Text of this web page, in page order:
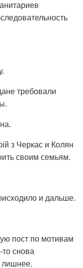
требовали
з Черкас и Колян
своим семьям.
и дальше.
пост по мотивам
снова
лишнее.